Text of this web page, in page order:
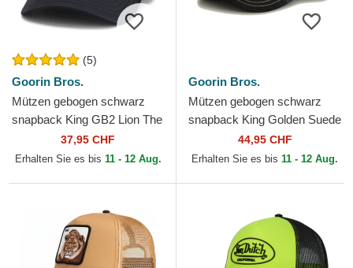
(5)
Goorin Bros.
Mützen gebogen schwarz
snapback King GB2 Lion The
Rocker The Farm Goorin
Bros.
37,95 CHF
Erhalten Sie es bis 11 - 12 Aug.
Goorin Bros.
Mützen gebogen schwarz
snapback King Golden Suede
The Farm Goorin Bros.
44,95 CHF
Erhalten Sie es bis 11 - 12 Aug.